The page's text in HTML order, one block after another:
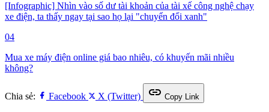
[Infographic] Nhìn vào số dư tài khoản của tài xế công nghệ chạy
xe điện, ta thấy ngay tại sao họ lại "chuyển đổi xanh"
04
Mua xe máy điện online giá bao nhiêu, có khuyến mãi nhiều
không?
Chia sẻ: Facebook X (Twitter) link Copy Link